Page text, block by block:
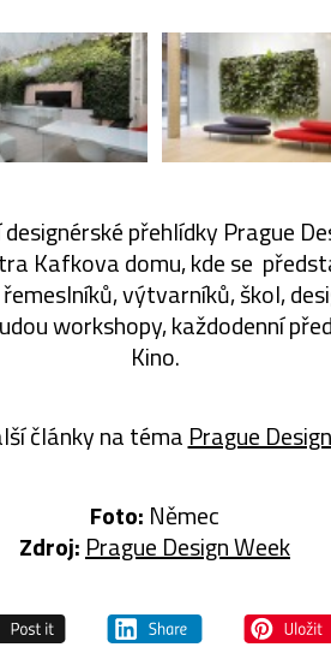
přehlídky Prague
Kafkova domu, kde se
výtvarníků, škol,
workshopy, každodenní
Kino.
články na téma Prague
Foto: Němec
Zdroj: Prague Design Week